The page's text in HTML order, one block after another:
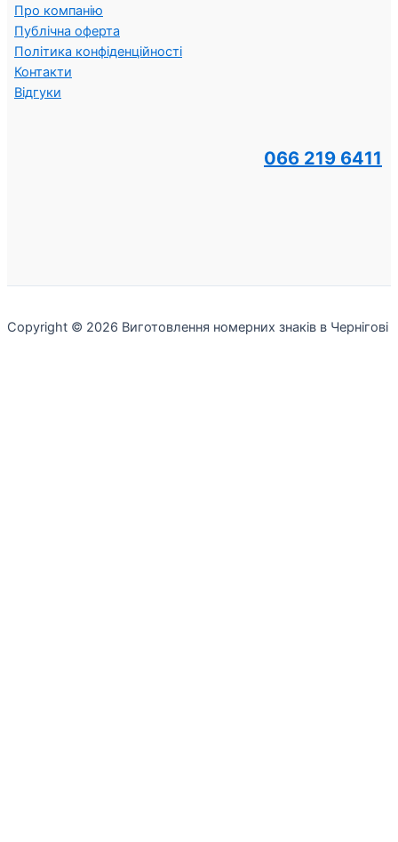
Про компанію
Публічна оферта
Політика конфіденційності
Контакти
Відгуки
066 219 6411
Copyright © 2026 Виготовлення номерних знаків в Чернігові